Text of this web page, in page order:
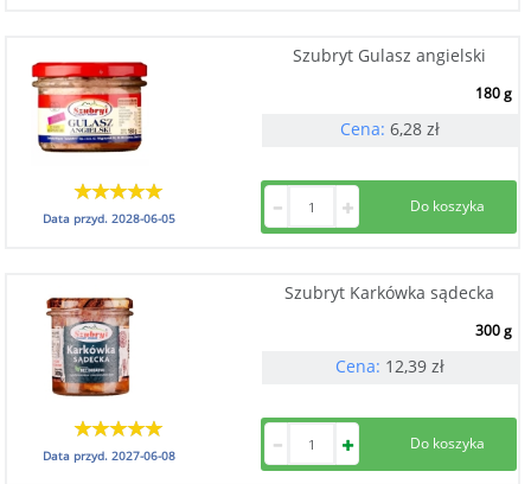
Szubryt Gulasz angielski
180 g
Cena: 6,28 zł
Data przyd.2028-06-05
Szubryt Karkówka sądecka
300 g
Cena: 12,39 zł
Data przyd.2027-06-08